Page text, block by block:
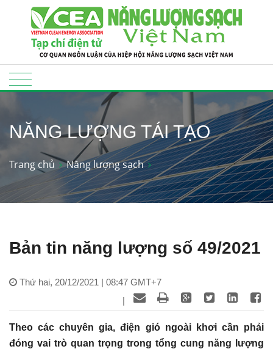
NĂNG LƯỢNG TÁI TẠO
Trang chủ Năng lượng sạch
Bản tin năng lượng số 49/2021
Thứ hai, 20/12/2021 | 08:47 GMT+7
|
Theo các chuyên gia, điện gió ngoài khơi cần phải
đóng vai trò quan trọng trong tổng cung năng lượng